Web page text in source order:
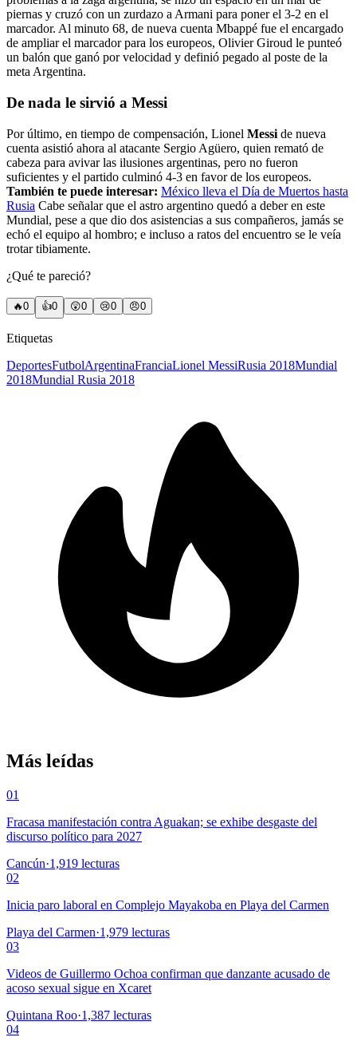
piernas y cruzó con un zurdazo a Armani para poner el 3-2 en el
marcador. Al minuto 68, de nueva cuenta Mbappé fue el encargado
de ampliar el marcador para los europeos, Olivier Giroud le punteó
un balón que ganó por velocidad y definió pegado al poste de la
meta Argentina.
De nada le sirvió a Messi
Por último, en tiempo de compensación, Lionel Messi de nueva
cuenta asistió ahora al atacante Sergio Agüero, quien remató de
cabeza para avivar las ilusiones argentinas, pero no fueron
suficientes y el partido culminó 4-3 en favor de los europeos.
También te puede interesar: México lleva el Día de Muertos hasta
Rusia Cabe señalar que el astro argentino quedó a deber en este
Mundial, pese a que dio dos asistencias a sus compañeros, jamás se
echó el equipo al hombro; e incluso a ratos del encuentro se le veía
trotar tibiamente.
¿Qué te pareció?
🔥0 👍0 😲0 😢0 😠0
Etiquetas
DeportesFutbolArgentinaFranciaLionel MessiRusia 2018Mundial
2018Mundial Rusia 2018
Más leídas
01
Fracasa manifestación contra Aguakan; se exhibe desgaste del
discurso político para 2027
Cancún·1,919 lecturas
02
Inicia paro laboral en Complejo Mayakoba en Playa del Carmen
Playa del Carmen·1,979 lecturas
03
Videos de Guillermo Ochoa confirman que danzante acusado de
acoso sexual sigue en Xcaret
Quintana Roo·1,387 lecturas
04